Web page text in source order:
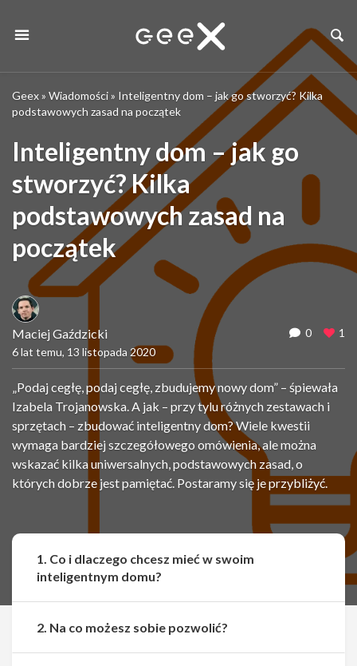
Geex» Wiadomości» Inteligentny dom – jak go stworzyć? Kilka
podstawowych zasad na początek
Inteligentny dom – jak go
stworzyć? Kilka
podstawowych zasad na
początek
Maciej Gaździcki
6 lat temu, 13 listopada 2020
0 1
„Podaj cegłę, podaj cegłę, zbudujemy nowy dom” – śpiewała
Izabela Trojanowska. A jak – przy tylu różnych zestawach i
sprzętach – zbudować inteligentny dom? Wiele kwestii
wymaga bardziej szczegółowego omówienia, ale można
wskazać kilka uniwersalnych, podstawowych zasad, o
których dobrze jest pamiętać. Postaramy się je przybliżyć.
1. Co i dlaczego chcesz mieć w swoim
inteligentnym domu?
2. Na co możesz sobie pozwolić?